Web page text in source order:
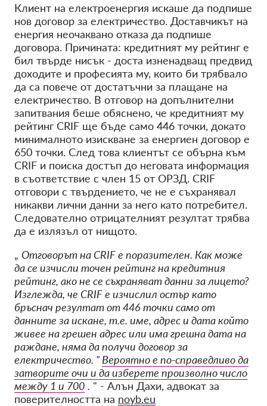
Клиент на електроенергия искаше да подпише
нов договор за електричество. Доставчикът на
енергия неочаквано отказа да подпише
договора. Причината: кредитният му рейтинг е
бил твърде нисък - доста изненадващ предвид
доходите и професията му, които би трябвало
да са повече от достатъчни за плащане на
електричество. В отговор на допълнителни
запитвания беше обяснено, че кредитният му
рейтинг CRIF ще бъде само 446 точки, докато
минималното изискване за енергиен договор е
650 точки. След това клиентът се обърна към
CRIF и поиска достъп до неговата информация
в съответствие с член 15 от ОРЗД. CRIF
отговори с твърдението, че не е съхранявал
никакви лични данни за него като потребител.
Следователно отрицателният резултат трябва
да е излязъл от нищото.
„ Отговорът на CRIF е поразителен. Как може
да се изчисли точен рейтинг на кредитния
рейтинг, ако не се съхраняват данни за лицето?
Изглежда, че CRIF е изчислил остър като
бръснач резултат от 446 точки само от
данните за искане, т.е. име, адрес и дата който
живее на грешен адрес или има грешна дата на
раждане, няма да получи договор за
електричество. " Вероятно е по-справедливо да
затворите очи и да изберете произволно число
между 1 и 700 . " - Алън Дахи, адвокат за
поверителността на noyb.eu